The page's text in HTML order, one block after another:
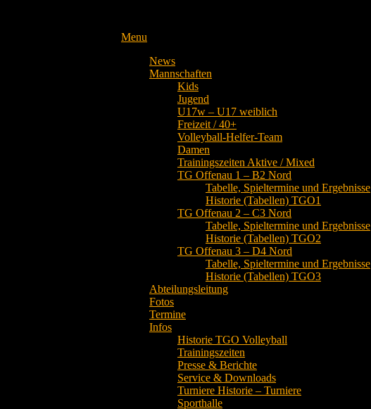
Menu
News
Mannschaften
Kids
Jugend
U17w – U17 weiblich
Freizeit / 40+
Volleyball-Helfer-Team
Damen
Trainingszeiten Aktive / Mixed
TG Offenau 1 – B2 Nord
Tabelle, Spieltermine und Ergebnisse
Historie (Tabellen) TGO1
TG Offenau 2 – C3 Nord
Tabelle, Spieltermine und Ergebnisse
Historie (Tabellen) TGO2
TG Offenau 3 – D4 Nord
Tabelle, Spieltermine und Ergebnisse
Historie (Tabellen) TGO3
Abteilungsleitung
Fotos
Termine
Infos
Historie TGO Volleyball
Trainingszeiten
Presse & Berichte
Service & Downloads
Turniere Historie – Turniere
Sporthalle